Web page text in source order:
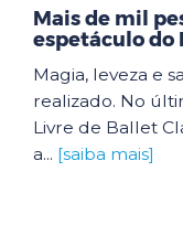
Mais de mil
espetáculo do
Magia, leveza e
realizado. No
Livre de Ballet
a... [saiba mais]